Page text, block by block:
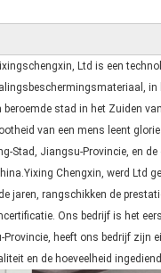
Ltd is een
stad in het Zuiden
van een mens leent glorie
Stad, Jiangsu-Provincie, en
Chengxin, werd Ltd
jaren, rangschikken de
Ons bedrijf is het
heeft ons bedrijf zijn
en de hoeveelheid